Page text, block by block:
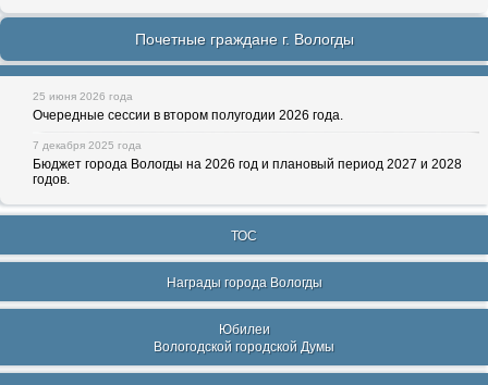
Почетные граждане г. Вологды
25 июня 2026 года
Очередные сессии в втором полугодии 2026 года.
7 декабря 2025 года
Бюджет города Вологды на 2026 год и плановый период 2027 и 2028
годов.
ТОС
Награды города Вологды
Юбилеи
Вологодской городской Думы